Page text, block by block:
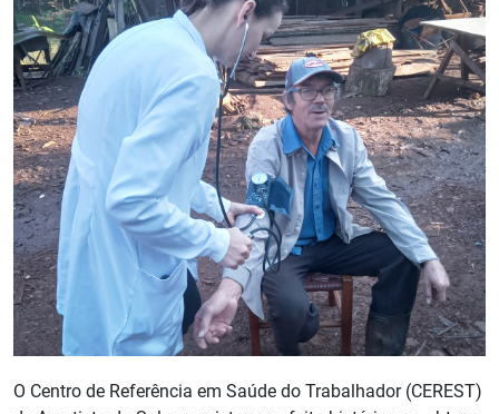
O Centro de Referência em Saúde do Trabalhador (CEREST)